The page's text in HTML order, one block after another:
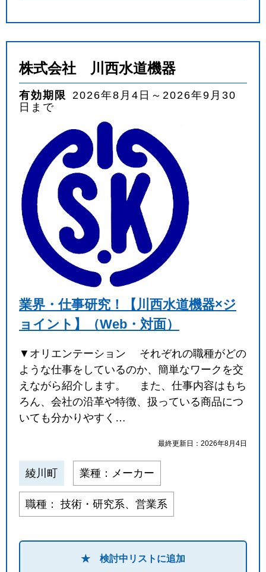
株式会社 川西水道機器
有効期限
2026年8月4日～2026年9月30
日まで
業界・仕事研究！【川西水道機器×ジ
ョイント】（Web・対面）
▼オリエンテーション それぞれの職種がどの
ような仕事をしているのか、簡単なワークを交
えながら紹介します。 また、仕事内容はもち
ろん、会社の沿革や特徴、扱っている商品につ
いても分かりやすく…
最終更新日：2026年8月4日
綾川町 業種：メーカー
職種： 技術・研究系、営業系
★ 検討中リストに追加